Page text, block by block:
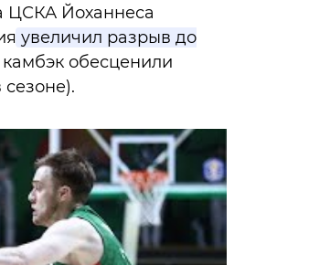
ЦСКА Йоханнеса
увеличил разрыв до
обесценили